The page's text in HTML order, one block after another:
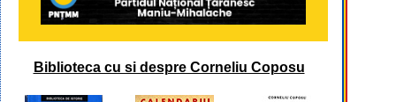
Biblioteca cu si despre Corneliu Coposu